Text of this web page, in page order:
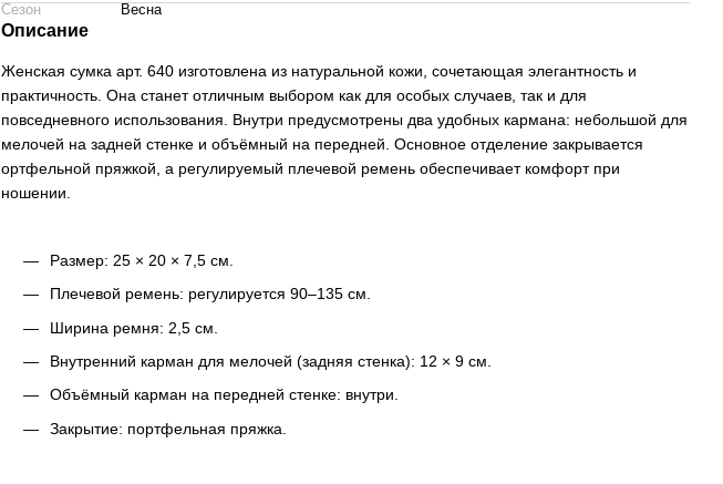
Сезон
Весна
Описание
Женская сумка арт. 640 изготовлена из натуральной кожи, сочетающая элегантность и
практичность. Она станет отличным выбором как для особых случаев, так и для
повседневного использования. Внутри предусмотрены два удобных кармана: небольшой для
мелочей на задней стенке и объёмный на передней. Основное отделение закрывается
ортфельной пряжкой, а регулируемый плечевой ремень обеспечивает комфорт при
ношении.
Размер: 25 × 20 × 7,5 см.
Плечевой ремень: регулируется 90–135 см.
Ширина ремня: 2,5 см.
Внутренний карман для мелочей (задняя стенка): 12 × 9 см.
Объёмный карман на передней стенке: внутри.
Закрытие: портфельная пряжка.